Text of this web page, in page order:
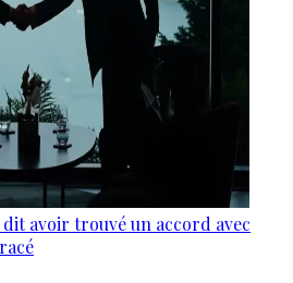
avoir trouvé un accord avec